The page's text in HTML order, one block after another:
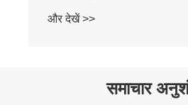
और देखें >>
समाचार